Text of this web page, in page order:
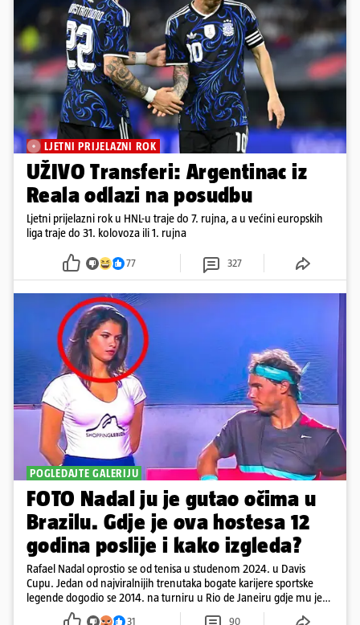
LJETNI PRIJELAZNI ROK
UŽIVO Transferi: Argentinac iz
Reala odlazi na posudbu
Ljetni prijelazni rok u HNL-u traje do 7. rujna, a u većini europskih
liga traje do 31. kolovoza ili 1. rujna
77 327
POGLEDAJTE GALERIJU
FOTO Nadal ju je gutao očima u
Brazilu. Gdje je ova hostesa 12
godina poslije i kako izgleda?
Rafael Nadal oprostio se od tenisa u studenom 2024. u Davis
Cupu. Jedan od najviralnijih trenutaka bogate karijere sportske
legende dogodio se 2014. na turniru u Rio de Janeiru gdje mu je
pažnju odvlačila ljepotica iza klupe
31 90